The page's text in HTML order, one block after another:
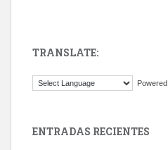
El ayuntamiento se va a llevar a Los
TRANSLATE:
ENTRADAS RECIENTES